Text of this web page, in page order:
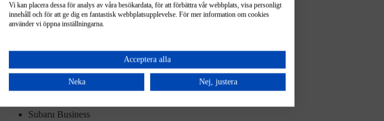
Crosstrek
Subaru Business
Vi kan placera dessa för analys av våra besökardata, för att förbättra vår webbplats, visa personligt
innehåll och för att ge dig en fantastisk webbplatsupplevelse. För mer information om cookies
använder vi öppna inställningarna.
Acceptera alla
Neka Nej, justera